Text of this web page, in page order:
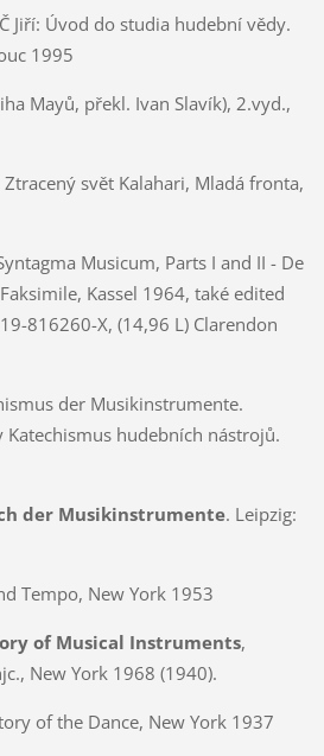
Jiří: Úvod do studia hudební vědy.
1995
Mayů, překl. Ivan Slavík), 2.vyd.,
Ztracený svět Kalahari, Mladá fronta,
Musicum, Parts I and II - De
Kassel 1964, také edited
816260-X, (14,96 L) Clarendon
der Musikinstrumente.
Katechismus hudebních nástrojů.
der Musikinstrumente. Leipzig:
Tempo, New York 1953
of Musical Instruments,
New York 1968 (1940).
of the Dance, New York 1937